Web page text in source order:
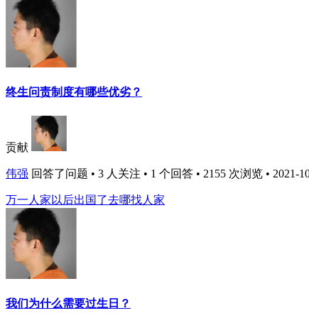
终生问责制度有哪些优劣？
贡献
伟强 回答了问题 • 3 人关注 • 1 个回答 • 2155 次浏览 • 2021-
万一人家以后出国了去哪找人家
我们为什么需要过生日？